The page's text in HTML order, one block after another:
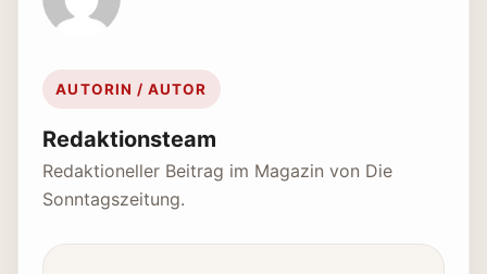
AUTORIN / AUTOR
Redaktionsteam
Redaktioneller Beitrag im Magazin von Die
Sonntagszeitung.